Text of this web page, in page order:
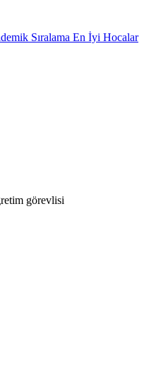
Sıralama En İyi Hocalar
görevlisi